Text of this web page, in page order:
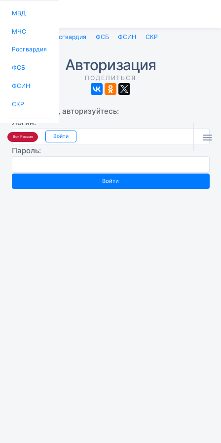
МВД
МЧС
Росгвардия
ФСБ
ФСИН
СКР
Вся Россия Войти 
Росгвардия ФСБ ФСИН СКР
Авторизация
ПОДЕЛИТЬСЯ
Пожалуйста, авторизуйтесь:
Логин:
Пароль: